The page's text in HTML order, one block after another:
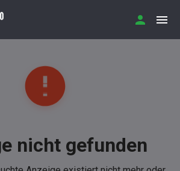
nicht gefunden